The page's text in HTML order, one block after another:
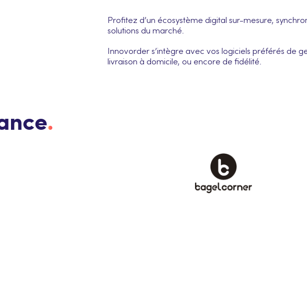
Profitez d’un écosystème digital sur-mesure,
solutions du marché.
Innovorder s’intègre avec vos logiciels préférés de
livraison à domicile, ou encore de fidélité.
.